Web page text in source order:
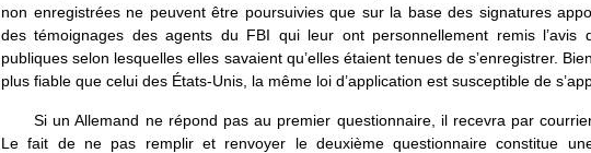
non enregistrées ne peuvent être poursuivies que sur la base des signatures
des témoignages des agents du FBI qui leur ont personnellement remis l’avis
publiques selon lesquelles elles savaient qu’elles étaient tenues de s’enregistrer.
plus fiable que celui des États-Unis, la même loi d’application est susceptible de
Si un Allemand ne répond pas au premier questionnaire, il recevra par
Le fait de ne pas remplir et renvoyer le deuxième questionnaire constitue